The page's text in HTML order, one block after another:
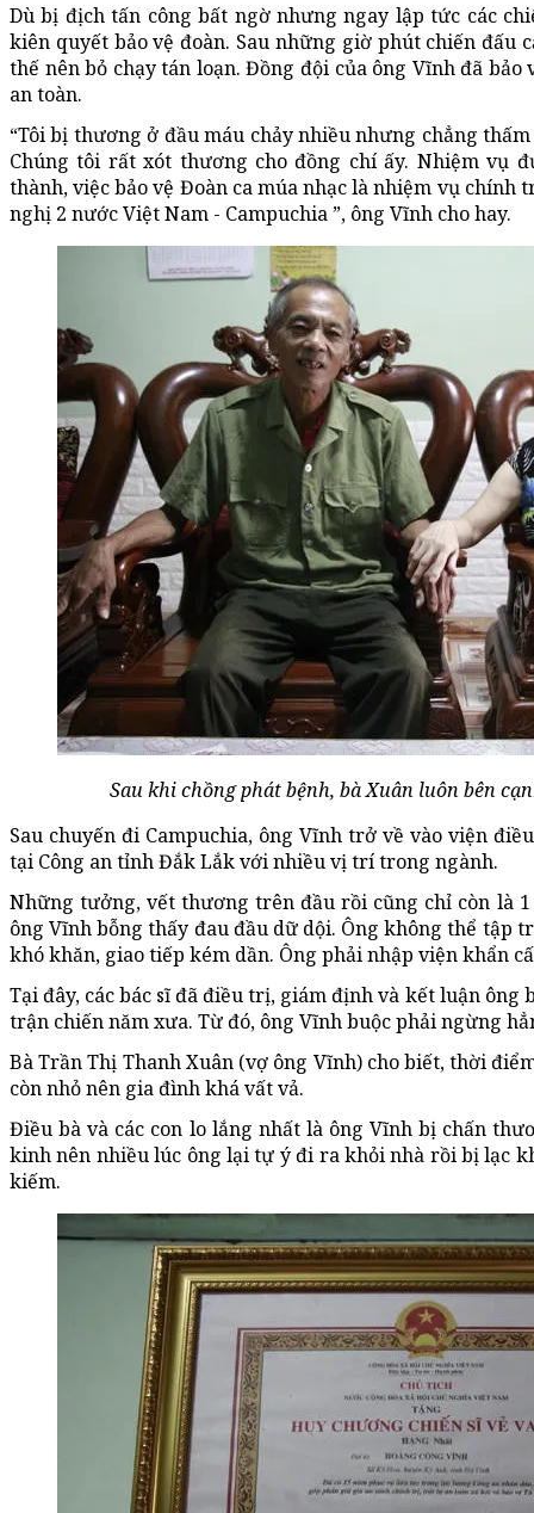
Dù bị địch tấn công bất ngờ nhưng ngay lập tức các
kiên quyết bảo vệ đoàn. Sau những giờ phút chiến đấu
thế nên bỏ chạy tán loạn. Đồng đội của ông Vĩnh đã bảo
an toàn.
“Tôi bị thương ở đầu máu chảy nhiều nhưng chẳng
Chúng tôi rất xót thương cho đồng chí ấy. Nhiệm vụ
thành, việc bảo vệ Đoàn ca múa nhạc là nhiệm vụ
nghị 2 nước Việt Nam - Campuchia ”, ông Vĩnh cho hay.
Sau khi chồng phát bệnh, bà Xuân luôn bên
Sau chuyến đi Campuchia, ông Vĩnh trở về vào viện
tại Công an tỉnh Đắk Lắk với nhiều vị trí trong ngành.
Những tưởng, vết thương trên đầu rồi cũng chỉ còn là
ông Vĩnh bỗng thấy đau đầu dữ dội. Ông không thể tập
khó khăn, giao tiếp kém dần. Ông phải nhập viện khẩn
Tại đây, các bác sĩ đã điều trị, giám định và kết luận
trận chiến năm xưa. Từ đó, ông Vĩnh buộc phải ngừng
Bà Trần Thị Thanh Xuân (vợ ông Vĩnh) cho biết, thời
còn nhỏ nên gia đình khá vất vả.
Điều bà và các con lo lắng nhất là ông Vĩnh bị chấn
kinh nên nhiều lúc ông lại tự ý đi ra khỏi nhà rồi bị lạc
kiếm.